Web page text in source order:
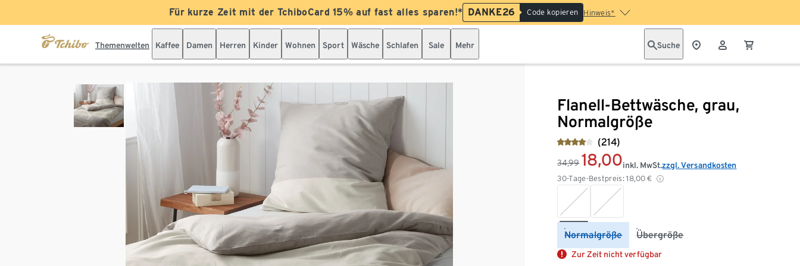
Für kurze Zeit mit der TchiboCard 15% auf fast alles sparen!* DANKE26 Code kopieren Hinweis*
Themenwelten Kaffee Damen Herren Kinder Wohnen Sport Wäsche Schlafen Sale Mehr Suche
Flanell-Bettwäsche, grau,
Normalgröße
(214)
34,99 18,00
30-Tage-Bestpreis: 18,00 €
inkl. MwSt.zzgl. Versandkosten
Normalgröße Übergröße
Zur Zeit nicht verfügbar